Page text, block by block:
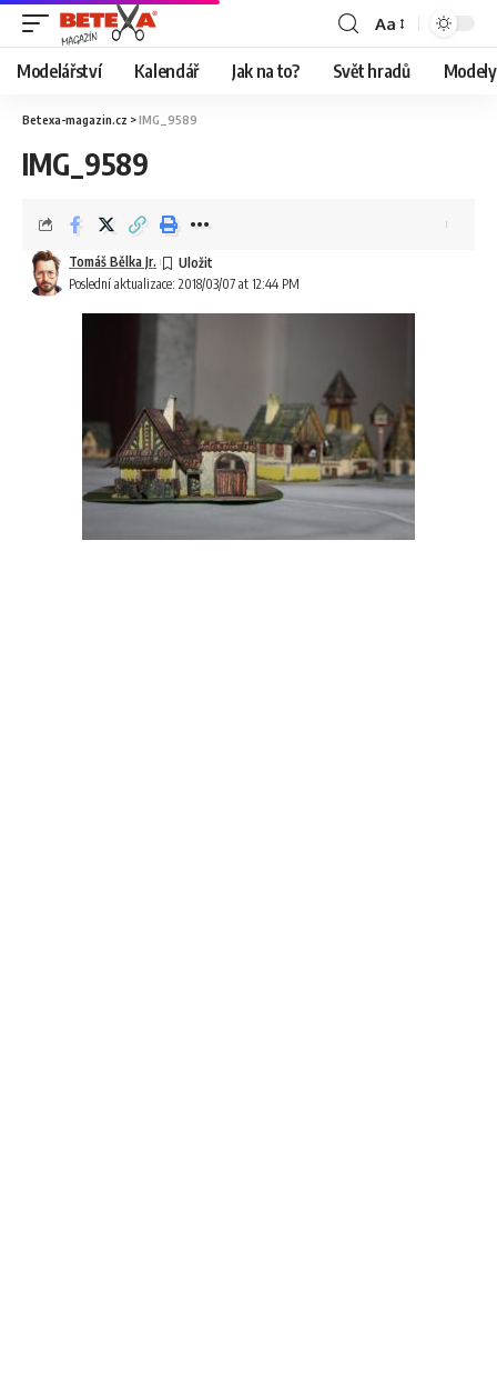
Aa
Modelářství Kalendář Jak na to? Svět hradů
Betexa-magazin.cz >IMG_9589
IMG_9589
Poslední aktualizace: 2018/03/07 at 12:44 PM
Tomáš Bělka Jr.